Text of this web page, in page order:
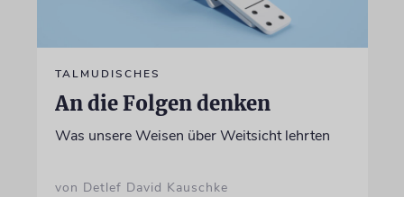
TALMUDISCHES
An die Folgen denken
Was unsere Weisen über Weitsicht lehrten
von Detlef David Kauschke